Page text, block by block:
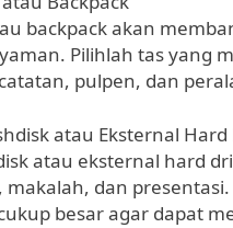
backpack akan
Pilihlah tas yang
pulpen, dan
atau Eksternal Hard
atau eksternal hard
makalah, dan
besar agar dapat